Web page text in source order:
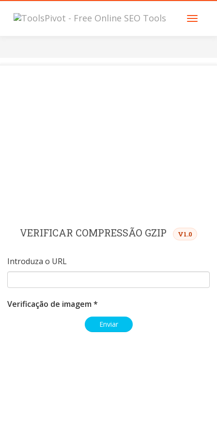
VERIFICAR COMPRESSÃO GZIP V1.0
Introduza o URL
Verificação de imagem *